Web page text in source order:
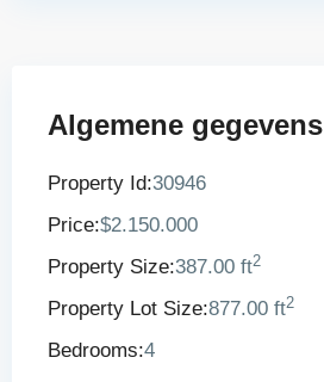
Algemene gegevens
Property Id:30946
Price:$2.150.000
Property Size:387.00 ft2
Property Lot Size:877.00 ft2
Bedrooms:4